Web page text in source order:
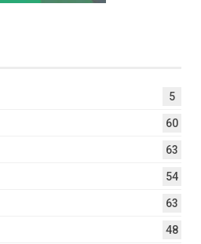
5
60
63
54
63
48